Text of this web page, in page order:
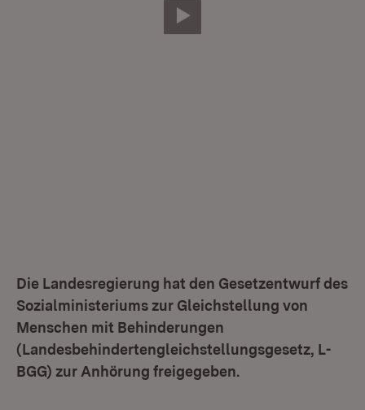
Video abspielen
Die Landesregierung hat den Gesetzentwurf des
Sozialministeriums zur Gleichstellung von
Menschen mit Behinderungen
(Landesbehindertengleichstellungsgesetz, L-
BGG) zur Anhörung freigegeben.